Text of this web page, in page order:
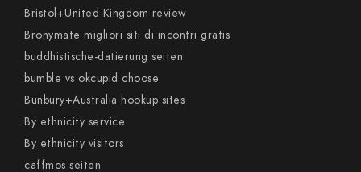
Bristol+United Kingdom review
Bronymate migliori siti di incontri gratis
buddhistische-datierung seiten
bumble vs okcupid choose
Bunbury+Australia hookup sites
By ethnicity service
By ethnicity visitors
caffmos seiten